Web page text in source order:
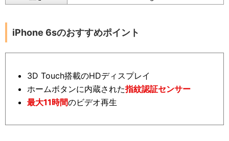
iPhone 6sのおすすめポイント
3D Touch搭載のHDディスプレイ
ホームボタンに内蔵された指紋認証センサー
最大11時間のビデオ再生